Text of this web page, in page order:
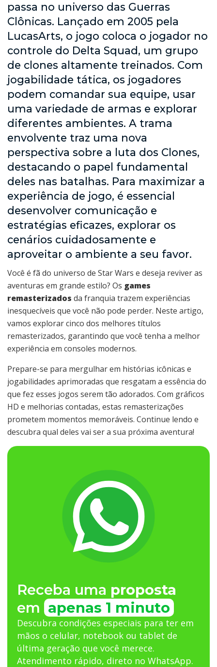
passa no universo das Guerras
Clônicas. Lançado em 2005 pela
LucasArts, o jogo coloca o jogador no
controle do Delta Squad, um grupo
de clones altamente treinados. Com
jogabilidade tática, os jogadores
podem comandar sua equipe, usar
uma variedade de armas e explorar
diferentes ambientes. A trama
envolvente traz uma nova
perspectiva sobre a luta dos Clones,
destacando o papel fundamental
deles nas batalhas. Para maximizar a
experiência de jogo, é essencial
desenvolver comunicação e
estratégias eficazes, explorar os
cenários cuidadosamente e
aproveitar o ambiente a seu favor.
Você é fã do universo de Star Wars e deseja reviver as
aventuras em grande estilo? Os games
remasterizados da franquia trazem experiências
inesquecíveis que você não pode perder. Neste artigo,
vamos explorar cinco dos melhores títulos
remasterizados, garantindo que você tenha a melhor
experiência em consoles modernos.
Prepare-se para mergulhar em histórias icônicas e
jogabilidades aprimoradas que resgatam a essência do
que fez esses jogos serem tão adorados. Com gráficos
HD e melhorias contadas, estas remasterizações
prometem momentos memoráveis. Continue lendo e
descubra qual deles vai ser a sua próxima aventura!
Receba uma proposta
em apenas 1 minuto
Descubra condições especiais para ter em
mãos o celular, notebook ou tablet de
última geração que você merece.
Atendimento rápido, direto no WhatsApp.